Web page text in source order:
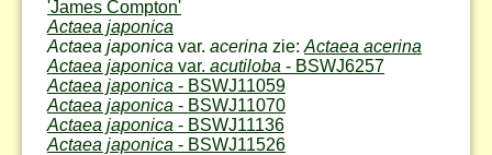
'James Compton'
Actaea japonica
Actaea japonica var. acerina zie: Actaea acerina
Actaea japonica var. acutiloba - BSWJ6257
Actaea japonica - BSWJ11059
Actaea japonica - BSWJ11070
Actaea japonica - BSWJ11136
Actaea japonica - BSWJ11526